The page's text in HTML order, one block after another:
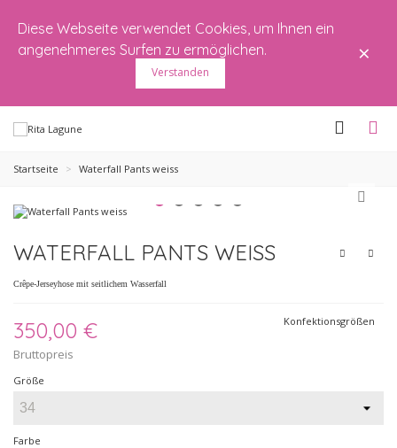
Diese Webseite verwendet Cookies, um Ihnen ein
angenehmeres Surfen zu ermöglichen.
Verstanden
×
Startseite > Waterfall Pants weiss
WATERFALL PANTS WEISS
Crêpe-Jerseyhose mit seitlichem Wasserfall
350,00 €
Bruttopreis
Konfektionsgrößen
Größe
Farbe